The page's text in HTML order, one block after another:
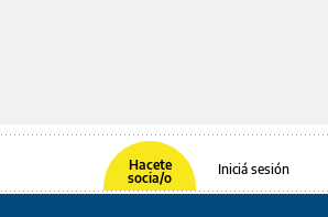
Hacete
socia/o
Iniciá sesión